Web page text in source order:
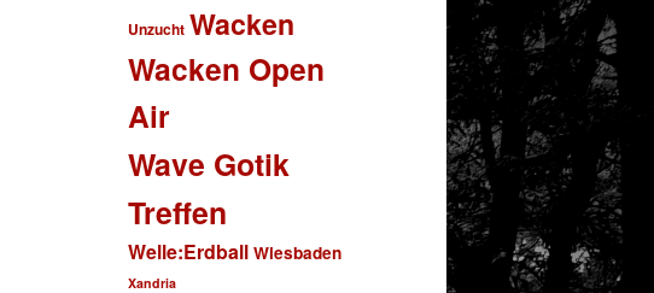
Unzucht Wacken
Wacken Open
Air
Wave Gotik
Treffen
Welle:Erdball Wiesbaden
Xandria